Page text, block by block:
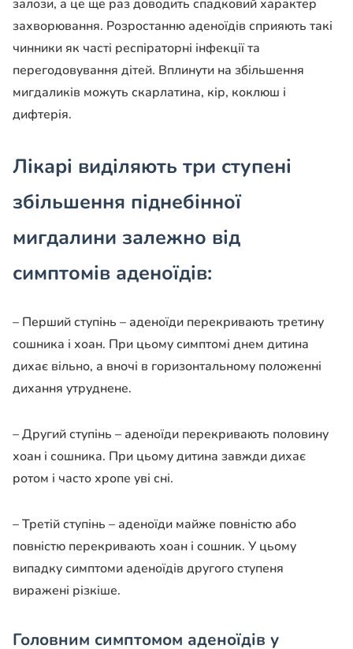
залози, а це ще раз доводить спадковий характер
захворювання. Розростанню аденоїдів сприяють такі
чинники як часті респіраторні інфекції та
перегодовування дітей. Вплинути на збільшення
мигдаликів можуть скарлатина, кір, коклюш і
дифтерія.
Лікарі виділяють три ступені
збільшення піднебінної
мигдалини залежно від
симптомів аденоїдів:
– Перший ступінь – аденоїди перекривають третину
сошника і хоан. При цьому симптомі днем дитина
дихає вільно, а вночі в горизонтальному положенні
дихання утруднене.
– Другий ступінь – аденоїди перекривають половину
хоан і сошника. При цьому дитина завжди дихає
ротом і часто хропе уві сні.
– Третій ступінь – аденоїди майже повністю або
повністю перекривають хоан і сошник. У цьому
випадку симптоми аденоїдів другого ступеня
виражені різкіше.
Головним симптомом аденоїдів у